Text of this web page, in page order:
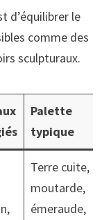
d’équilibrer le
comme des
sculpturaux.
Palette
typique
Terre cuite,
moutarde,
émeraude,